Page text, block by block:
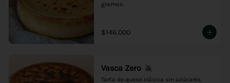
gramos.
$146.000
Vasca Zero
Tarta de queso clásica sin azúcares